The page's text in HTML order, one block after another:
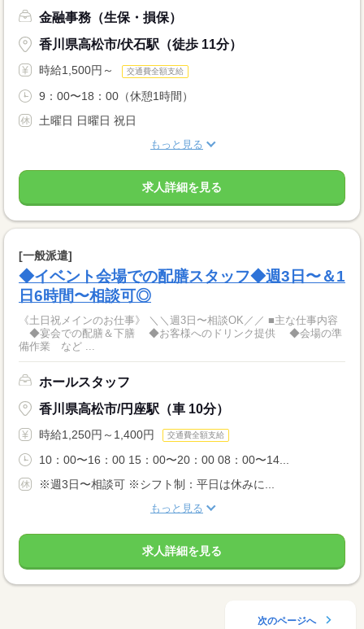
金融事務（生保・損保）
香川県高松市/伏石駅（徒歩 11分）
時給1,500円～ 交通費全額支給
9：00〜18：00（休憩1時間）
土曜日 日曜日 祝日
もっと見る
求人詳細を見る
[一般派遣]
◆イベント会場での配膳スタッフ◆週3日〜＆1
日6時間〜相談可◎
《土日祝メインのお仕事》 ＼＼週3日〜相談OK／／ ■主な仕事内容
◆宴会での配膳＆下膳 ◆お客様へのドリンク提供 ◆会場の準
ホールスタッフ
香川県高松市/円座駅（車 10分）
時給1,250円～1,400円 交通費全額支給
10：00〜16：00 15：00〜20：00 08：00〜14...
※週3日〜相談可 ※シフト制：平日は休みに...
もっと見る
求人詳細を見る
次のページへ